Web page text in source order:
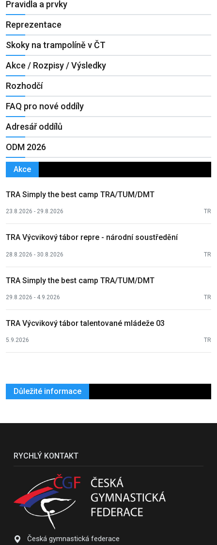
Pravidla a prvky
Reprezentace
Skoky na trampolíně v ČT
Akce / Rozpisy / Výsledky
Rozhodčí
FAQ pro nové oddíly
Adresář oddílů
ODM 2026
Akce
TRA Simply the best camp TRA/TUM/DMT
23.8.2026 - 29.8.2026 TR
TRA Výcvikový tábor repre - národní soustředění
28.8.2026 - 30.8.2026 TR
TRA Simply the best camp TRA/TUM/DMT
29.8.2026 - 4.9.2026 TR
TRA Výcvikový tábor talentované mládeže 03
5.9.2026 TR
Důležité informace
RYCHLÝ KONTAKT
Česká gymnastická federace